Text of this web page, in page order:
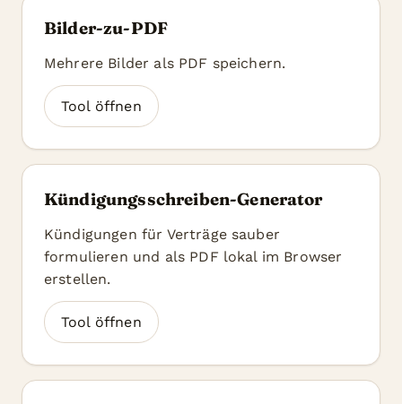
Bilder-zu-PDF
Mehrere Bilder als PDF speichern.
Tool öffnen
Kündigungsschreiben-Generator
Kündigungen für Verträge sauber
formulieren und als PDF lokal im Browser
erstellen.
Tool öffnen